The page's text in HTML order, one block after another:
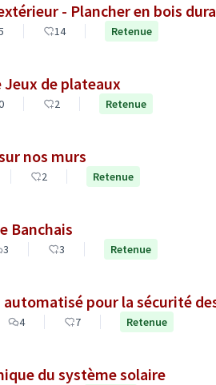
Piste de danse en extérieur - Plancher en bois
14 Retenue
Jeux de plateaux
2 Retenue
nos murs
2 Retenue
Banchais
3 3 Retenue
automatisé pour la sécurité
4 7 Retenue
du système solaire